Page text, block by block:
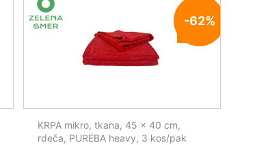
-62%
KRPA mikro, tkana, 45 x 40 cm,
rdeča, PUREBA heavy, 3 kos/pak